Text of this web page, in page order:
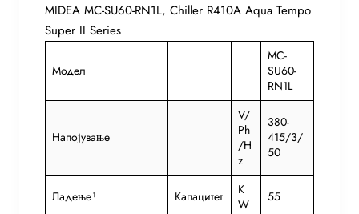
MIDEA MC-SU60-RN1L, Chiller R410A Aqua Tempo
Super II Series
Модел
MC-
SU60-
RN1L
Напојување
V/
Ph
/H
z
380-
415/3/
50
Ладење¹ Капацитет
K
W
55